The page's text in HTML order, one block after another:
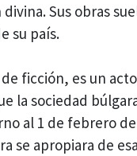
Sus obras
su país.
ficción, es un
la sociedad
al 1 de febrero
se apropiara de